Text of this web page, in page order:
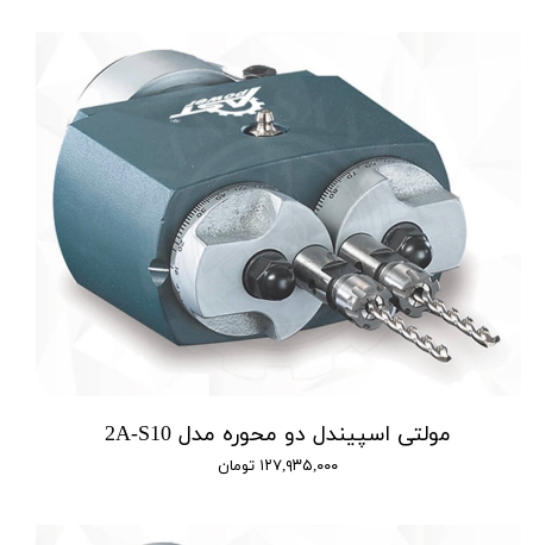
مولتی اسپیندل دو محوره مدل 2A-S10
۱۲۷,۹۳۵,۰۰۰ تومان